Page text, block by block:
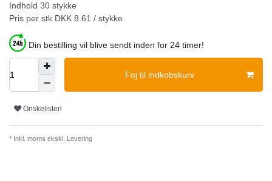
Indhold 30 stykke
Pris per stk DKK 8.61 / stykke
Din bestilling vil blive sendt inden for 24 timer!
Foj til indkobskurv
Onskelisten
* Inkl. moms ekskl. Levering